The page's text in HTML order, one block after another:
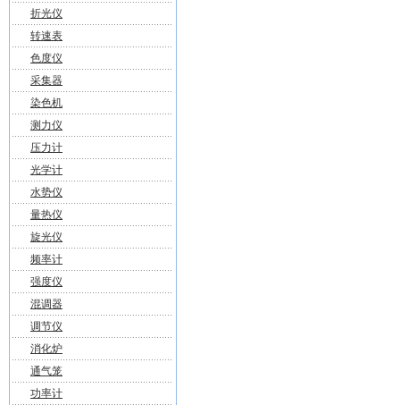
折光仪
转速表
色度仪
采集器
染色机
测力仪
压力计
光学计
水势仪
量热仪
旋光仪
频率计
强度仪
混调器
调节仪
消化炉
通气笼
功率计